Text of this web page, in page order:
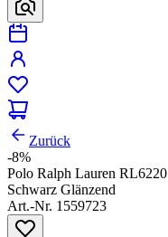
Zurück
-8%
Polo Ralph Lauren RL6220
Schwarz Glänzend
Art.-Nr. 1559723